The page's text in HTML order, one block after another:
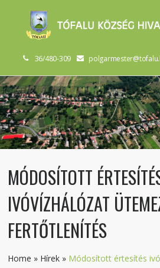
36/480-309
MÓDOSÍTOTT
IVÓVÍZHÁLÓZAT
FERTŐTLENÍTÉS
Home » Hírek » Módosított értesítés